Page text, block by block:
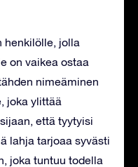
henkilölle, jolla
on vaikea ostaa
nimeäminen
joka ylittää
että tyytyisi
lahja tarjoaa syvästi
joka tuntuu todella